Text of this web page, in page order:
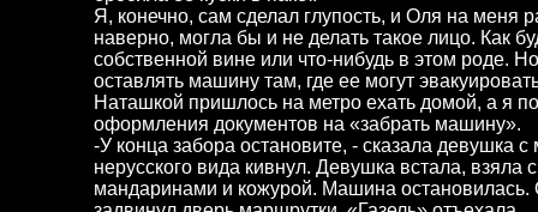
Я, конечно, сам сделал глупость, и Оля на меня
наверно, могла бы и не делать такое лицо. Как
собственной вине или что-нибудь в этом роде.
оставлять машину там, где ее могут
Наташкой пришлось на метро ехать домой, а я
оформления документов на «забрать машину».
-У конца забора остановите, - сказала девушка
нерусского вида кивнул. Девушка встала, взяла
мандаринами и кожурой. Машина